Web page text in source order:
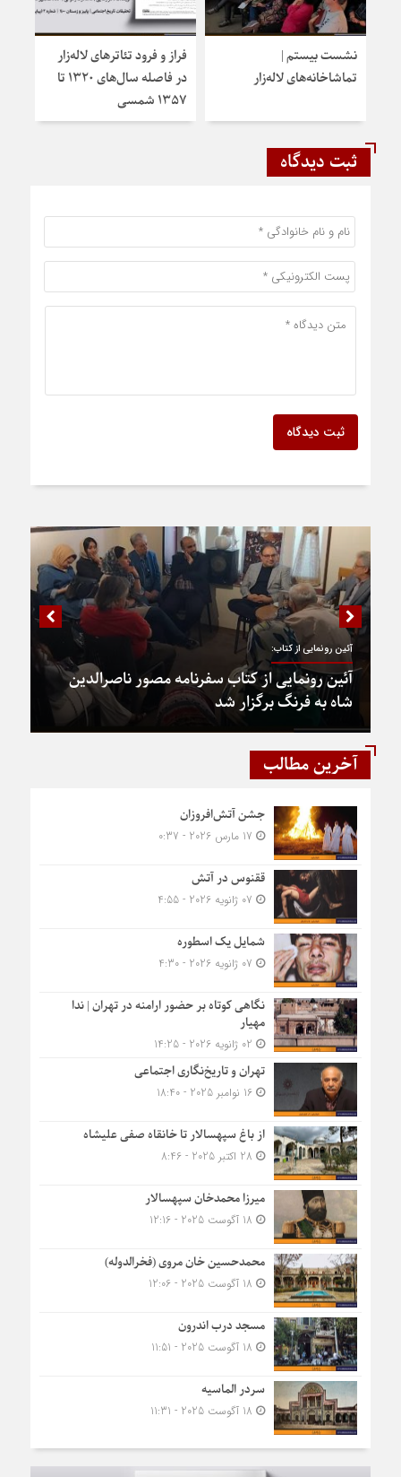
نشست بیستم |
تماشاخانه‌های لاله‌زار
فراز و فرود تئاترهای لاله‌زار
در فاصله سال‌های ۱۳۲۰ تا
۱۳۵۷ شمسی
ثبت دیدگاه
ثبت دیدگاه
آئین رونمایی از کتاب:
آئین رونمایی از کتاب سفرنامه مصور ناصرالدین
شاه به فرنگ برگزار شد
آخرین مطالب
جشن آتش‌افروزان
ققنوس در آتش
شمایل یک اسطوره
نگاهی کوتاه بر حضور ارامنه در تهران | ندا
مهیار
تهران و تاریخ‌نگاری اجتماعی
16 نوامبر 2025 - 18:40
از باغ سپهسالار تا خانقاه صفی علیشاه
میرزا محمدخان سپهسالار
محمدحسین خان مروی (فخرالدوله)
مسجد درب اندرون
سردر الماسیه